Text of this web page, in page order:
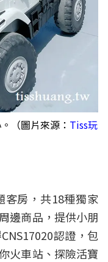
（圖片來源： Tiss玩
客房，共18種獨家
邊商品，提供小朋
認證，包
火車站、探險活寶